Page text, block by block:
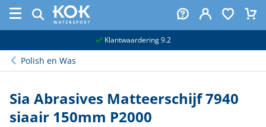
Klantwaardering 9.2
Polish en Was
Sia Abrasives Matteerschijf 7940
siaair 150mm P2000